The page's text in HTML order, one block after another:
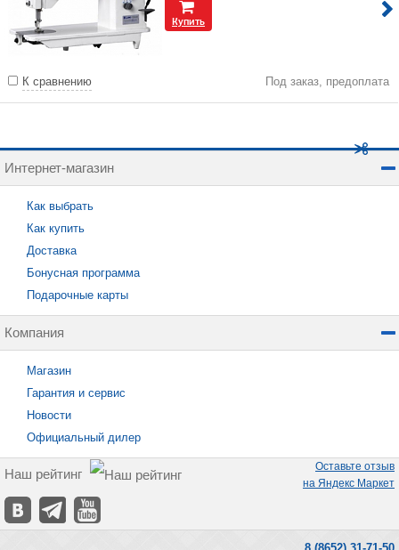
Купить
К сравнению Под заказ, предоплата
Интернет-магазин
Как выбрать
Как купить
Доставка
Бонусная программа
Подарочные карты
Компания
Магазин
Гарантия и сервис
Новости
Официальный дилер
Наш рейтинг
Оставьте отзыв
на Яндекс Маркет